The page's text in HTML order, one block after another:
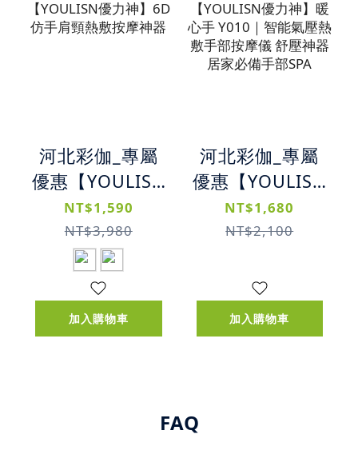
河北彩伽_專屬
優惠【YOULISN
優力神】6D仿手
肩頸熱敷按摩神
器
NT$1,590
NT$3,980
加入購物車
河北彩伽_專屬
優惠【YOULISN
優力神】暖心手
Y010｜智能氣壓
舒壓神器 居家必
備手部SPA
NT$1,680
NT$2,100
加入購物車
FAQ